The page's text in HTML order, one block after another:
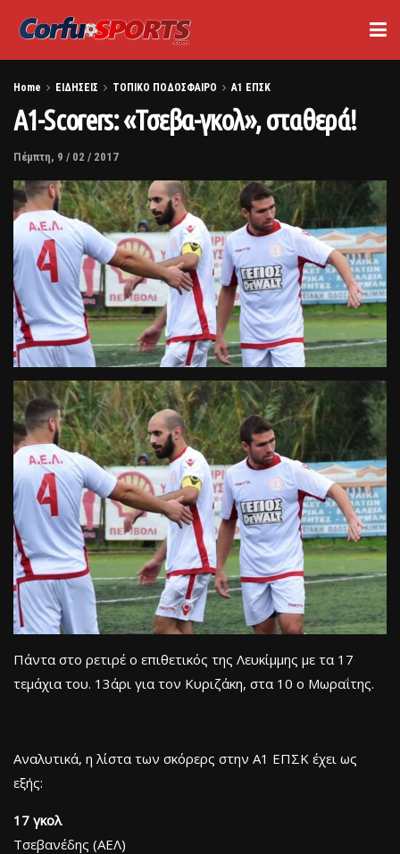
Home ΕΙΔΗΣΕΙΣ ΤΟΠΙΚΟ ΠΟΔΟΣΦΑΙΡΟ Α1 ΕΠΣΚ
Α1-Scorers: «Τσεβα-γκολ», σταθερά!
Πέμπτη, 9 / 02 / 2017
Πάντα στο ρετιρέ ο επιθετικός της Λευκίμμης με τα 17
τεμάχια του. 13άρι για τον Κυριζάκη, στα 10 ο Μωραΐτης.
Αναλυτικά, η λίστα των σκόρερς στην Α1 ΕΠΣΚ έχει ως
εξής:
17 γκολ
Τσεβανέδης (ΑΕΛ)